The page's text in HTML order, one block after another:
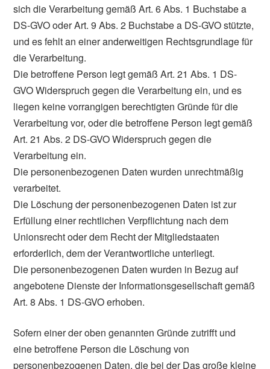
sich die Verarbeitung gemäß Art. 6 Abs. 1 Buchstabe a
DS-GVO oder Art. 9 Abs. 2 Buchstabe a DS-GVO stützte,
und es fehlt an einer anderweitigen Rechtsgrundlage für
die Verarbeitung.
Die betroffene Person legt gemäß Art. 21 Abs. 1 DS-
GVO Widerspruch gegen die Verarbeitung ein, und es
liegen keine vorrangigen berechtigten Gründe für die
Verarbeitung vor, oder die betroffene Person legt gemäß
Art. 21 Abs. 2 DS-GVO Widerspruch gegen die
Verarbeitung ein.
Die personenbezogenen Daten wurden unrechtmäßig
verarbeitet.
Die Löschung der personenbezogenen Daten ist zur
Erfüllung einer rechtlichen Verpflichtung nach dem
Unionsrecht oder dem Recht der Mitgliedstaaten
erforderlich, dem der Verantwortliche unterliegt.
Die personenbezogenen Daten wurden in Bezug auf
angebotene Dienste der Informationsgesellschaft gemäß
Art. 8 Abs. 1 DS-GVO erhoben.
Sofern einer der oben genannten Gründe zutrifft und
eine betroffene Person die Löschung von
personenbezogenen Daten, die bei der Das große kleine